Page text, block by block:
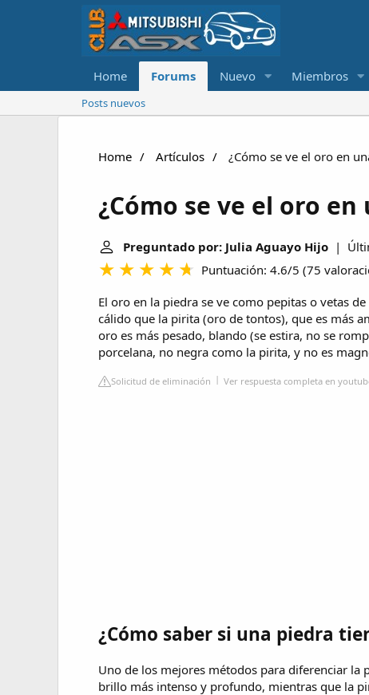
Home Forums Nuevo Miembros
Posts nuevos
Home Artículos ¿Cómo se ve el oro en
¿Cómo se ve el oro
Preguntado por: Julia Aguayo Hijo |
Puntuación: 4.6/5 (75
El oro en la piedra se ve como pepitas o vetas
cálido que la pirita (oro de tontos), que es más
oro es más pesado, blando (se estira, no se
porcelana, no negra como la pirita, y no es
Solicitud de eliminación Ver respuesta completa en
¿Cómo saber si una piedra
Uno de los mejores métodos para diferenciar
brillo más intenso y profundo, mientras que la